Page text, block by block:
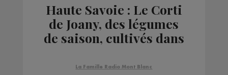
Haute Savoie : Le Corti
de Joany, des légumes
de saison, cultivés dans
de son environnement.
La Famille Radio Mont Blanc